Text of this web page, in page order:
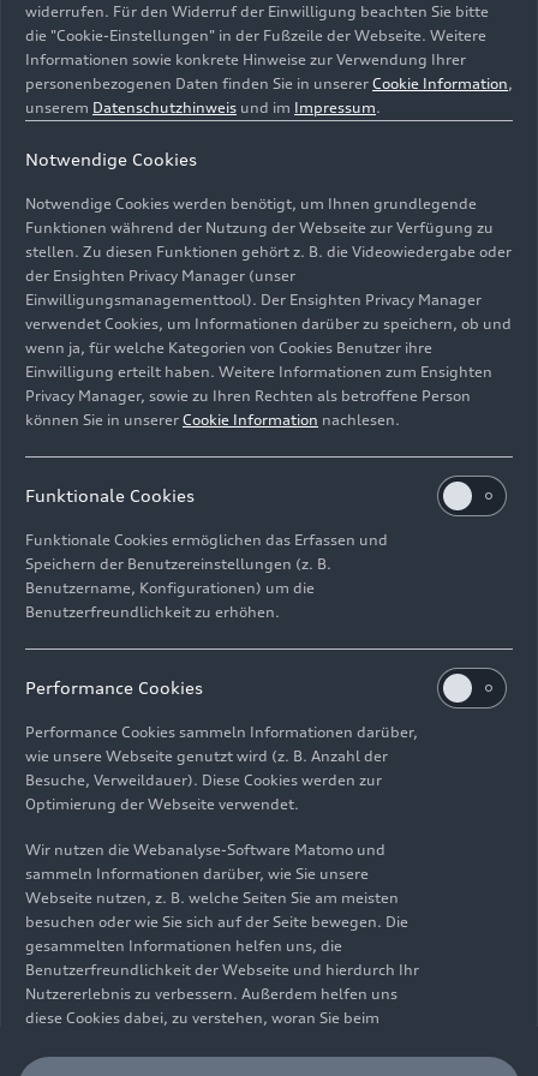
Das Konzept Audi Progressive Retail bietet Raum für
emotionale und individuelle Erlebnisse.
Bild-Nr: A223995 · Copyright: AUDI AG
Rechte: Verwendung für Pressezwecke honorarfrei
ImpressumRechtliches
Hinweisgebersystem
Informationen zur BarrierefreiheitKontakt
© 2026 AUDI AG. Alle Rechte vorbehalten.
EN
Die Angaben zu Kraftstoffverbrauch, Stromverbrauch, CO₂-
Emissionen und elektrischer Reichweite wurden nach dem
gesetzlich vorgeschriebenen Messverfahren „Worldwide
Harmonized Light Vehicles Test Procedure“ (WLTP) gemäß
Verordnung (EG) 715/2007 ermittelt. Zusatzausstattungen und
Zubehör (Anbauteile, Reifenformat usw.) können relevante
Aerodynamik verändern und neben Witterungs- und
widerrufen. Für den Widerruf der Einwilligung beachten Sie bitte
die "Cookie-Einstellungen" in der Fußzeile der Webseite. Weitere
Informationen sowie konkrete Hinweise zur Verwendung Ihrer
personenbezogenen Daten finden Sie in unserer Cookie Information,
unserem Datenschutzhinweis und im Impressum.
Notwendige Cookies
Notwendige Cookies werden benötigt, um Ihnen grundlegende
Funktionen während der Nutzung der Webseite zur Verfügung zu
stellen. Zu diesen Funktionen gehört z. B. die Videowiedergabe oder
der Ensighten Privacy Manager (unser
Einwilligungsmanagementtool). Der Ensighten Privacy Manager
verwendet Cookies, um Informationen darüber zu speichern, ob und
wenn ja, für welche Kategorien von Cookies Benutzer ihre
Einwilligung erteilt haben. Weitere Informationen zum Ensighten
Privacy Manager, sowie zu Ihren Rechten als betroffene Person
können Sie in unserer Cookie Information nachlesen.
Funktionale Cookies
Funktionale Cookies ermöglichen das Erfassen und
Speichern der Benutzereinstellungen (z. B.
Benutzername, Konfigurationen) um die
Benutzerfreundlichkeit zu erhöhen.
Performance Cookies
Performance Cookies sammeln Informationen darüber,
wie unsere Webseite genutzt wird (z. B. Anzahl der
Besuche, Verweildauer). Diese Cookies werden zur
Optimierung der Webseite verwendet.
Wir nutzen die Webanalyse-Software Matomo und
sammeln Informationen darüber, wie Sie unsere
Webseite nutzen, z. B. welche Seiten Sie am meisten
besuchen oder wie Sie sich auf der Seite bewegen. Die
gesammelten Informationen helfen uns, die
Benutzerfreundlichkeit der Webseite und hierdurch Ihr
Nutzererlebnis zu verbessern. Außerdem helfen uns
diese Cookies dabei, zu verstehen, woran Sie beim
unser Angebot optimieren können. Bitte beachten Sie,